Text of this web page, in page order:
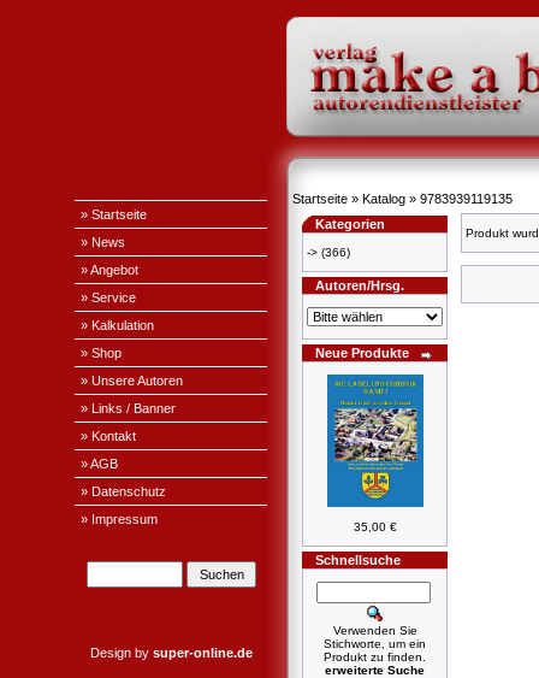
» Startseite
» News
» Angebot
» Service
» Kalkulation
» Shop
» Unsere Autoren
» Links / Banner
» Kontakt
» AGB
» Datenschutz
» Impressum
Design by super-online.de
Startseite » Katalog » 9783939119135
Kategorien
-> (366)
Autoren/Hrsg.
Neue Produkte
35,00 €
Schnellsuche
Verwenden Sie
Stichworte, um ein
Produkt zu finden.
erweiterte Suche
Produkt